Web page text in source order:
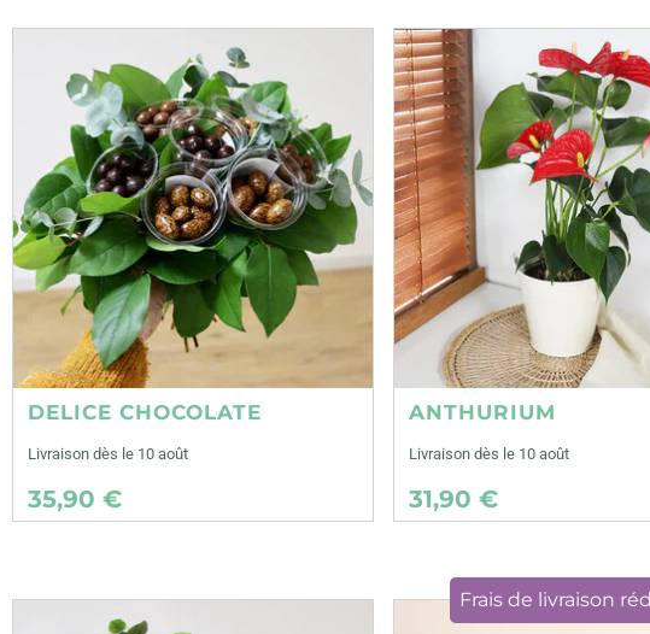
DELICE CHOCOLATE
Livraison dès le 10 août
35,90 €
ANTHURIUM
Livraison dès le 10 août
31,90 €
Frais de livraison